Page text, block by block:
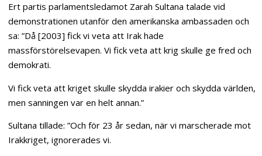
Ert partis parlamentsledamot Zarah Sultana talade vid
demonstrationen utanför den amerikanska ambassaden och
sa: ”Då [2003] fick vi veta att Irak hade
massförstörelsevapen. Vi fick veta att krig skulle ge fred och
demokrati.
Vi fick veta att kriget skulle skydda irakier och skydda världen,
men sanningen var en helt annan.”
Sultana tillade: ”Och för 23 år sedan, när vi marscherade mot
Irakkriget, ignorerades vi.